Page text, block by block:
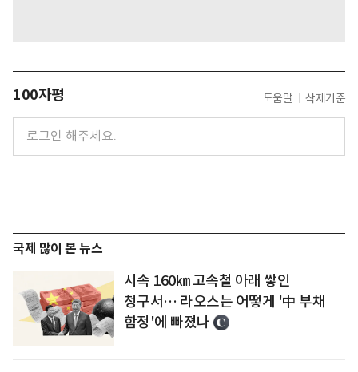
100자평 도움말 삭제기준
국제 많이 본 뉴스
시속 160㎞ 고속철 아래 쌓인
청구서… 라오스는 어떻게 '中 부채
함정'에 빠졌나